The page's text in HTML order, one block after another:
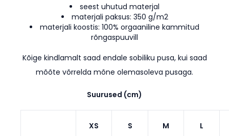
seest uhutud materjal
materjali paksus: 350 g/m2
materjali koostis: 100% orgaaniline kammitud
rõngaspuuvill
Kõige kindlamalt saad endale sobiliku pusa, kui saad
mõõte võrrelda mõne olemasoleva pusaga.
Suurused (cm)
XS S M L